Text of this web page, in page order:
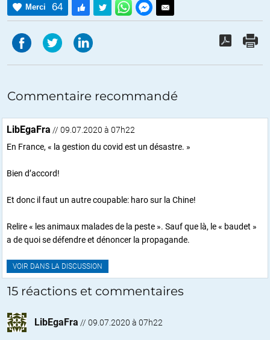
Merci 64
Commentaire recommandé
LibEgaFra // 09.07.2020 à 07h22
En France, « la gestion du covid est un désastre. »
Bien d’accord!
Et donc il faut un autre coupable: haro sur la Chine!
Relire « les animaux malades de la peste ». Sauf que là, le « baudet »
a de quoi se défendre et dénoncer la propagande.
VOIR DANS LA DISCUSSION
15 réactions et commentaires
LibEgaFra // 09.07.2020 à 07h22